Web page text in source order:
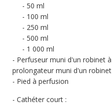
50 ml
100 ml
250 ml
500 ml
1 000 ml
Perfuseur muni d'un robinet
prolongateur muni d'un
Pied à perfusion
Cathéter court :